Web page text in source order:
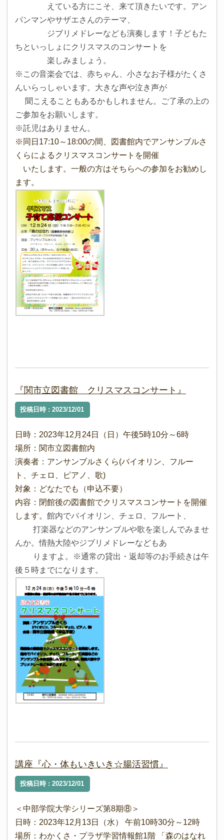
えている方にこそ、来て頂きたいです。アン
パンマンやサザエさんのテーマ
ジブリ メドレーなども演奏します！子どもた
ちといっしょに クリスマスのコンサートを
楽しみましょう。
※この音楽会では、赤ちゃん、小さなお子様がたくさ
んいらっしゃいます。大きな声や泣き声が
聞こえることもあるかもしれません。ご了承の上の
ご参加をお願いします。
※託児はありません。
※同日17:10～18:00の間、図書館内でアンサンブルさ
くらによるクリスマスコンサートを開催
いたします。一般の方はそちらへの参加をお勧めし
ます。
『関市立図書館 クリスマスコンサート』
投稿日時 : 2023/12/01
日時：2023年12月24日（日）午後5時10分～6時
場所：関市立図書館内
演奏者：アンサンブルさくら(バイオリン、フルー
ト、チェロ、ピアノ、歌)
対象：どなたでも（申込不要）
内容：閉館後の図書館でクリスマスコンサートを開催
します。 館内でバイオリン、チェロ、フルート、
打楽器などのアンサンブルや歌を楽しんでみませ
んか。情熱大陸やジブリメドレーなどもあ
りますよ。
※通常の貸出・返却等のお手続きは午
後５時までになります。
講座『心・体もいきいき☆腸活習慣』
投稿日時 : 2023/12/01
＜中部学院大学シリーズ第8期⑧＞
日時：2023年12月13日（水） 午前10時30分～12時
場所：わかくさ・プラザ学習情報館1階 「森のはなれ